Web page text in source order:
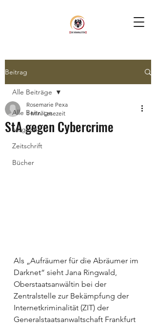
Beitrag
Alle Beiträge
Magazin
Zeitschrift
Bücher
Alle Beiträge
StA gegen Cybercrime
Rosemarie Pexa
1 Min. Lesezeit
Als „Aufräumer für die Abräumer im
Darknet“ sieht Jana Ringwald,
Oberstaatsanwältin bei der
Zentralstelle zur Bekämpfung der
Internetkriminalität (ZIT) der
Generalstaatsanwaltschaft Frankfurt